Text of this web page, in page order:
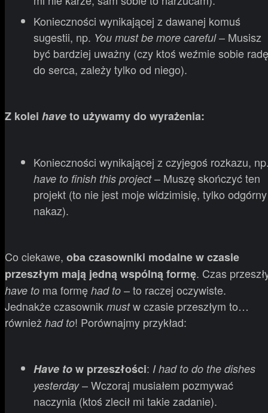
Konieczności wynikającej z dawanej komuś
sugestii, np. You must be more careful– Musisz
być bardziej uważny (czy ktoś weźmie sobie radę
do serca, zależy tylko od niego).
Z kolei haveto używamy do wyrażenia:
Konieczności wynikającej z czyjegoś rozkazu,
have to finish this project– Muszę skończyć ten
projekt (to nie jest moje widzimisię, tylko odgórny
nakaz).
Co ciekawe, oba czasowniki modalne w czasie
przeszłym mają jedną wspólną formę. Czas
have to ma formę had to – to raczej oczywiste.
Jednakże czasownik mustw czasie przeszłym to…
również had to! Porównajmy przykład:
Have tow przeszłości: I had to do the dishes
yesterday– Wczoraj musiałem pozmywać
naczynia (ktoś zlecił mi takie zadanie).